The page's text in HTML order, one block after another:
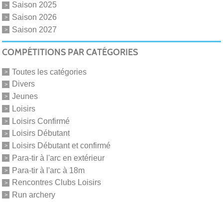
Saison 2025
Saison 2026
Saison 2027
COMPÉTITIONS PAR CATÉGORIES
Toutes les catégories
Divers
Jeunes
Loisirs
Loisirs Confirmé
Loisirs Débutant
Loisirs Débutant et confirmé
Para-tir à l'arc en extérieur
Para-tir à l'arc à 18m
Rencontres Clubs Loisirs
Run archery